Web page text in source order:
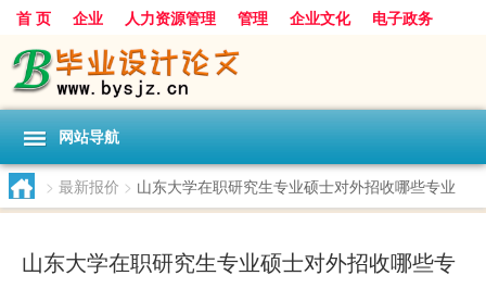
首 页 企业 人力资源管理 管理 企业文化
电子政务
数据
旅游 项目 浅谈 发展
网站导航
> 最新报价 > 山东大学在职研究生专业硕士对外招收哪些专业
山东大学在职研究生专业硕士对外招收哪些专